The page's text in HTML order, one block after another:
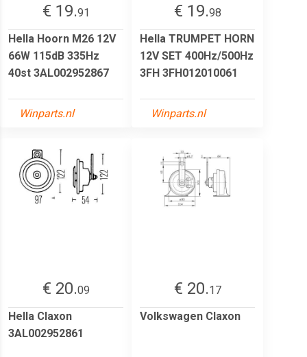
€ 19.91
Hella Hoorn M26 12V
66W 115dB 335Hz
40st 3AL002952867
Winparts.nl
€ 19.98
Hella TRUMPET HORN
12V SET 400Hz/500Hz
3FH 3FH012010061
Winparts.nl
€ 20.09
Hella Claxon
3AL002952861
€ 20.17
Volkswagen Claxon